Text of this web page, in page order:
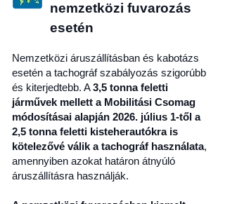
nemzetközi fuvarozás
esetén
Nemzetközi áruszállításban és kabotázs
esetén a tachográf szabályozás szigorúbb
és kiterjedtebb. A3,5 tonna feletti
járművek mellett a Mobilitási Csomag
módosításai alapján 2026. július 1-től a
2,5 tonna feletti kisteherautókra is
kötelezővé válik a tachográf használata,
amennyiben azokat határon átnyúló
áruszállításra használják.